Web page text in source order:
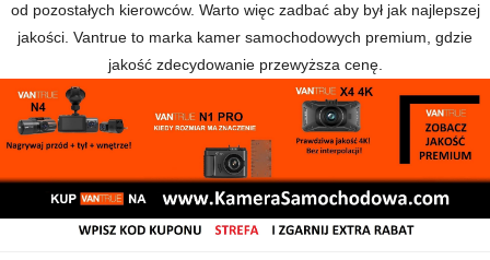
od pozostałych kierowców. Warto więc zadbać aby był jak najlepszej
jakości. Vantrue to marka kamer samochodowych premium, gdzie
jakość zdecydowanie przewyższa cenę.